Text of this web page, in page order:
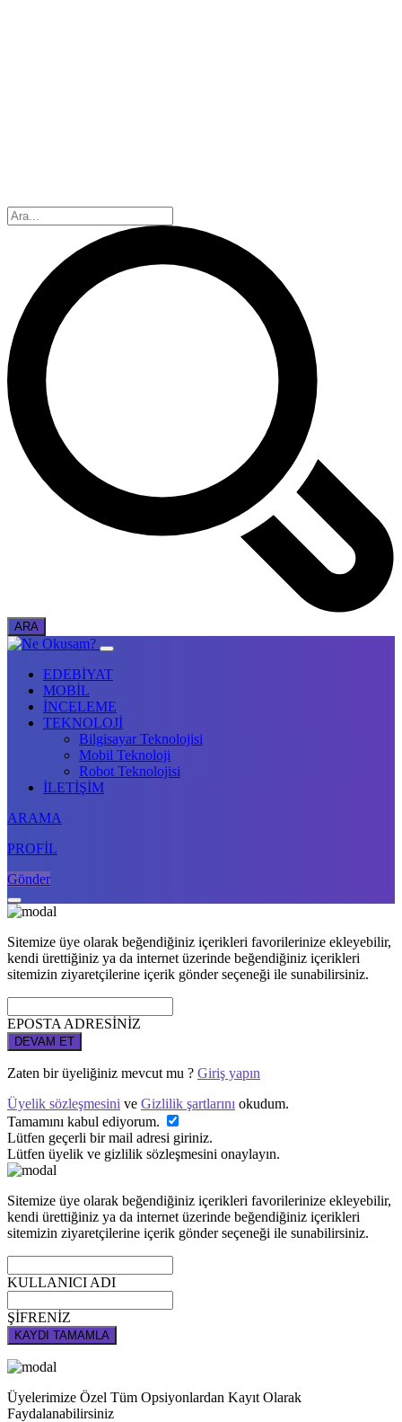
EDEBİYAT
MOBİL
İNCELEME
TEKNOLOJİ
Bilgisayar Teknolojisi
Mobil Teknoloji
Robot Teknolojisi
İLETİŞİM
ARAMA
PROFİL
Gönder
Sitemize üye olarak beğendiğiniz içerikleri favorilerinize ekleyebilir,
kendi ürettiğiniz ya da internet üzerinde beğendiğiniz içerikleri
sitemizin ziyaretçilerine içerik gönder seçeneği ile sunabilirsiniz.
EPOSTA ADRESİNİZ
DEVAM ET
Zaten bir üyeliğiniz mevcut mu ? Giriş yapın
Üyelik sözleşmesini ve Gizlilik şartlarını okudum.
Tamamını kabul ediyorum.
Lütfen geçerli bir mail adresi giriniz.
Lütfen üyelik ve gizlilik sözleşmesini onaylayın.
Sitemize üye olarak beğendiğiniz içerikleri favorilerinize ekleyebilir,
kendi ürettiğiniz ya da internet üzerinde beğendiğiniz içerikleri
sitemizin ziyaretçilerine içerik gönder seçeneği ile sunabilirsiniz.
KULLANICI ADI
ŞİFRENİZ
KAYDI TAMAMLA
Üyelerimize Özel Tüm Opsiyonlardan Kayıt Olarak
Faydalanabilirsiniz